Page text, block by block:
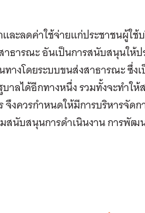
ะลดค่าใช้จ่ายแก่ประชาชนผู้ใช้
าธารณะ อันเป็นการสนับสนุนให้
างโดยระบบขนส่งสาธารณะ ซึ่
าลได้อีกทางหนึ่ง รวมทั้งจะทำใ
จึงควรกำหนดให้มีการบริหารจัด
สนับสนุนการดำเนินงาน การพัฒ